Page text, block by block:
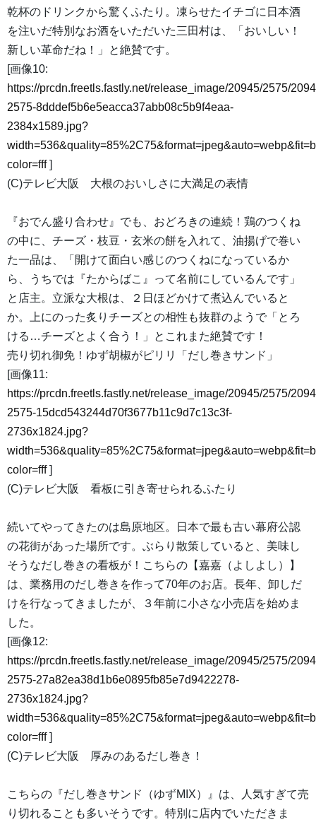
乾杯のドリンクから驚くふたり。凍らせたイチゴに日本酒
を注いだ特別なお酒をいただいた三田村は、「おいしい！
新しい革命だね！」と絶賛です。
[画像10:
https://prcdn.freetls.fastly.net/release_image/20945/2575/
2575-8dddef5b6e5eacca37abb08c5b9f4eaa-
2384x1589.jpg?
color=fff]
(C)テレビ大阪 大根のおいしさに大満足の表情
『おでん盛り合わせ』でも、おどろきの連続！鶏のつくね
の中に、チーズ・枝豆・玄米の餅を入れて、油揚げで巻い
た一品は、「開けて面白い感じのつくねになっているか
ら、うちでは『たからばこ』って名前にしているんです」
と店主。立派な大根は、２日ほどかけて煮込んでいると
か。上にのった炙りチーズとの相性も抜群のようで「とろ
ける…チーズとよく合う！」とこれまた絶賛です！
売り切れ御免！ゆず胡椒がピリリ「だし巻きサンド」
[画像11:
https://prcdn.freetls.fastly.net/release_image/20945/2575/
2575-15dcd543244d70f3677b11c9d7c13c3f-
2736x1824.jpg?
color=fff]
(C)テレビ大阪 看板に引き寄せられるふたり
続いてやってきたのは島原地区。日本で最も古い幕府公認
の花街があった場所です。ぶらり散策していると、美味し
そうなだし巻きの看板が！こちらの【嘉嘉（よしよし）】
は、業務用のだし巻きを作って70年のお店。長年、卸しだ
けを行なってきましたが、３年前に小さな小売店を始めま
した。
[画像12:
https://prcdn.freetls.fastly.net/release_image/20945/2575/
2575-27a82ea38d1b6e0895fb85e7d9422278-
2736x1824.jpg?
color=fff]
(C)テレビ大阪 厚みのあるだし巻き！
こちらの『だし巻きサンド（ゆずMIX）』は、人気すぎて売
り切れることも多いそうです。特別に店内でいただきま